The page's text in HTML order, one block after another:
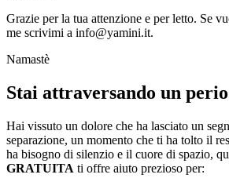
Grazie per la tua attenzione e per letto. Se
me scrivimi a info@yamini.it.
Namastè
Stai attraversando un
Hai vissuto un dolore che ha lasciato un
separazione, un momento che ti ha tolto il
ha bisogno di silenzio e il cuore di spazio,
GRATUITA ti offre aiuto prezioso per: